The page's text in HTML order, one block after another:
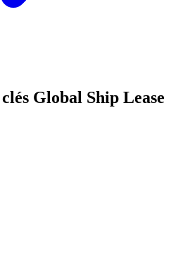
Global Ship Lease